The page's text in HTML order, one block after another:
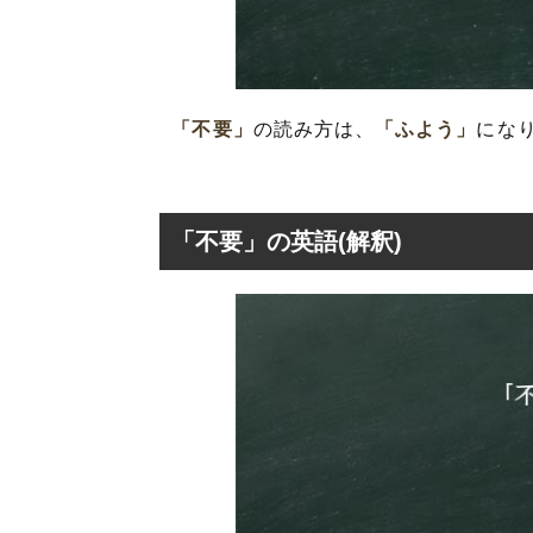
「不要」 の読み方は、 「ふよう」 にな
「不要」の英語(解釈)